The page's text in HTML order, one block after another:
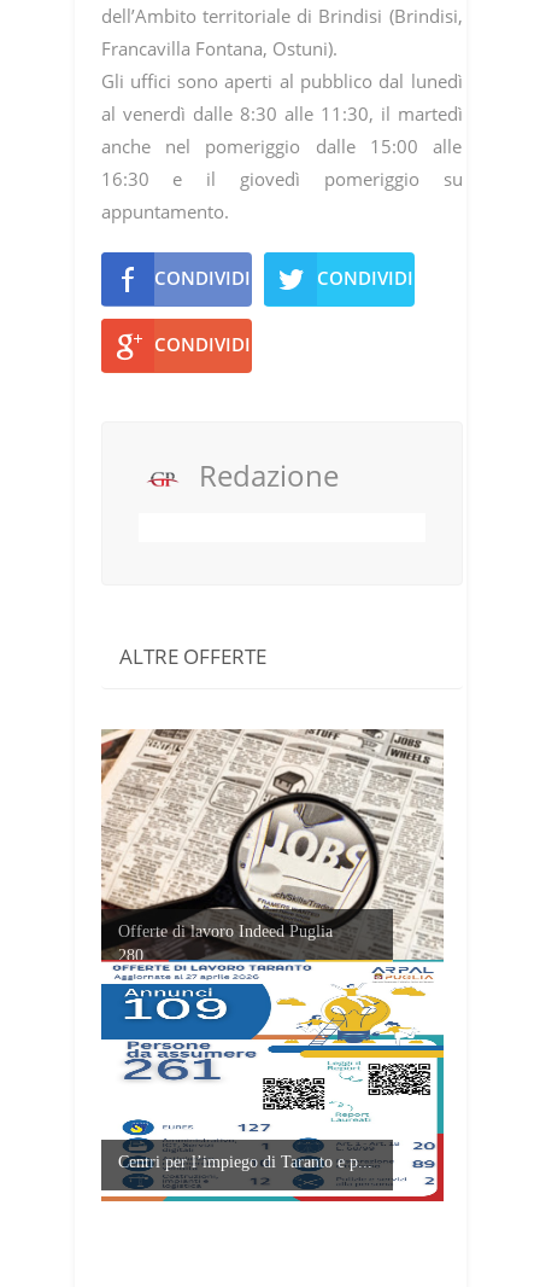
dell’Ambito territoriale di Brindisi (Brindisi,
Francavilla Fontana, Ostuni).
Gli uffici sono aperti al pubblico dal lunedì
al venerdì dalle 8:30 alle 11:30, il martedì
anche nel pomeriggio dalle 15:00 alle
16:30 e il giovedì pomeriggio su
appuntamento.
CONDIVIDI CONDIVIDI
CONDIVIDI
Redazione
ALTRE OFFERTE
Offerte di lavoro Indeed Puglia
280...
Centri per l’impiego di Taranto e p...